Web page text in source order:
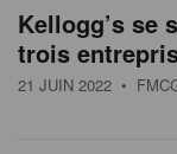
Kellogg’s se
trois
21 JUIN 2022 •